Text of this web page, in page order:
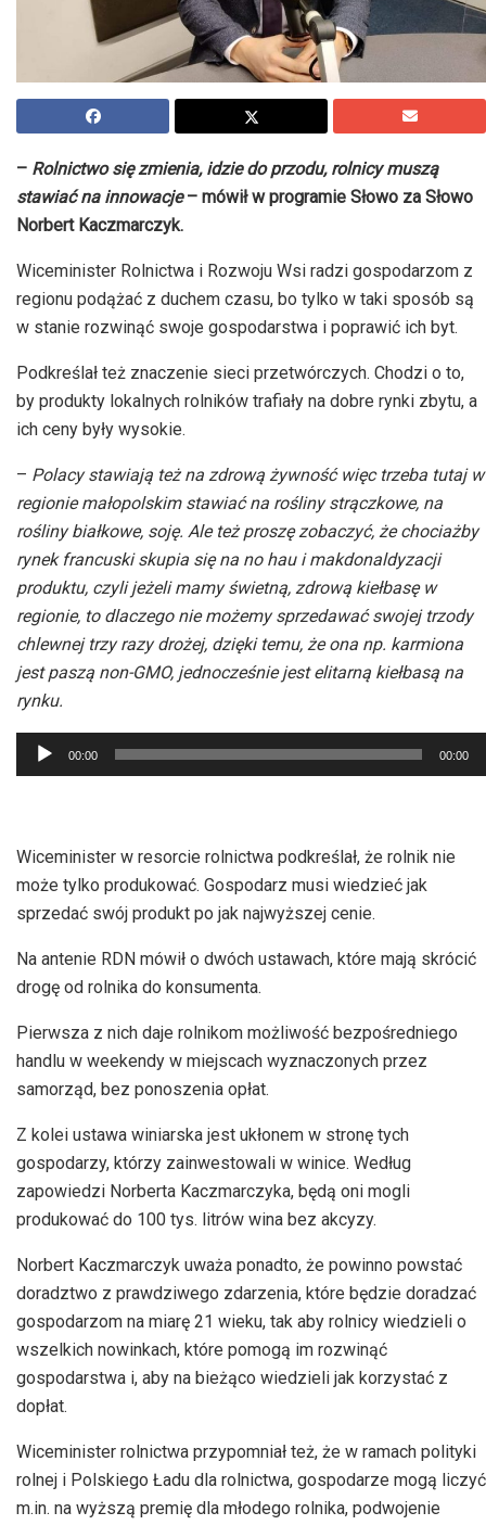
– Rolnictwo się zmienia, idzie do przodu, rolnicy muszą
stawiać na innowacje– mówił w programie Słowo za Słowo
Norbert Kaczmarczyk.
Wiceminister Rolnictwa i Rozwoju Wsi radzi gospodarzom z
regionu podążać z duchem czasu, bo tylko w taki sposób są
w stanie rozwinąć swoje gospodarstwa i poprawić ich byt.
Podkreślał też znaczenie sieci przetwórczych. Chodzi o to,
by produkty lokalnych rolników trafiały na dobre rynki zbytu, a
ich ceny były wysokie.
– Polacy stawiają też na zdrową żywność więc trzeba tutaj w
regionie małopolskim stawiać na rośliny strączkowe, na
rośliny białkowe, soję. Ale też proszę zobaczyć, że chociażby
rynek francuski skupia się na no hau i makdonaldyzacji
produktu, czyli jeżeli mamy świetną, zdrową kiełbasę w
regionie, to dlaczego nie możemy sprzedawać swojej trzody
chlewnej trzy razy drożej, dzięki temu, że ona np. karmiona
jest paszą non-GMO, jednocześnie jest elitarną kiełbasą na
rynku.
Odtwarzacz
plików
00:00 00:00
Wiceminister w resorcie rolnictwa podkreślał, że rolnik nie
może tylko produkować. Gospodarz musi wiedzieć jak
sprzedać swój produkt po jak najwyższej cenie.
Na antenie RDN mówił o dwóch ustawach, które mają skrócić
drogę od rolnika do konsumenta.
Pierwsza z nich daje rolnikom możliwość bezpośredniego
handlu w weekendy w miejscach wyznaczonych przez
samorząd, bez ponoszenia opłat.
Z kolei ustawa winiarska jest ukłonem w stronę tych
gospodarzy, którzy zainwestowali w winice. Według
zapowiedzi Norberta Kaczmarczyka, będą oni mogli
produkować do 100 tys. litrów wina bez akcyzy.
Norbert Kaczmarczyk uważa ponadto, że powinno powstać
doradztwo z prawdziwego zdarzenia, które będzie doradzać
gospodarzom na miarę 21 wieku, tak aby rolnicy wiedzieli o
wszelkich nowinkach, które pomogą im rozwinąć
gospodarstwa i, aby na bieżąco wiedzieli jak korzystać z
dopłat.
Wiceminister rolnictwa przypomniał też, że w ramach polityki
rolnej i Polskiego Ładu dla rolnictwa, gospodarze mogą liczyć
m.in. na wyższą premię dla młodego rolnika, podwojenie